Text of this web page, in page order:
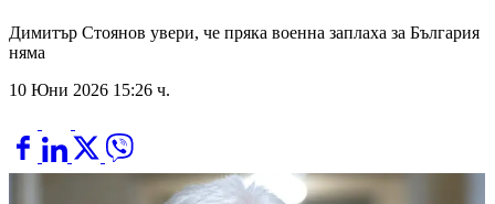
Димитър Стоянов увери, че пряка военна заплаха за България
няма
10 Юни 2026 15:26 ч.